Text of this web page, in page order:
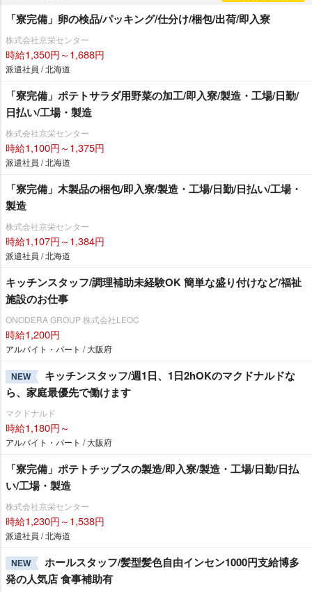
「寮完備」卵の検品/パッキング/仕分け/梱包/出荷/即入寮
株式会社京栄センター
時給1,350円～1,688円
派遣社員 / 北海道
「寮完備」ポテトサラダ用野菜の加工/即入寮/製造・工場/日勤/
日払い/工場・製造
株式会社京栄センター
時給1,100円～1,375円
派遣社員 / 北海道
「寮完備」木製品の梱包/即入寮/製造・工場/日勤/日払い/工場・
製造
株式会社京栄センター
時給1,107円～1,384円
派遣社員 / 北海道
キッチンスタッフ/調理補助未経験OK 簡単な盛り付けなど/福祉
施設のお仕事
ONODERA GROUP 株式会社LEOC
時給1,200円
アルバイト・パート / 大阪府
NEW
キッチンスタッフ/週1日、1日2hOKのマクドナルドな
ら、家庭最優先で働けます
マクドナルド
時給1,180円～
アルバイト・パート / 大阪府
「寮完備」ポテトチップスの製造/即入寮/製造・工場/日勤/日払
い/工場・製造
株式会社京栄センター
時給1,230円～1,538円
派遣社員 / 北海道
NEW
ホールスタッフ/髪型髪色自由インセン1000円支給博多
発の人気店 食事補助有